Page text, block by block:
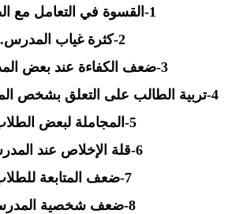
-1 القسوة في التعامل مع
-2كثرة غياب المدرس.
-3ضعف الكفاءة عند بعض
-4تربية الطالب على التعلق بشخص
-5 المجاملة لبعض
-6قلة الإخلاص عند
-7ضعف المتابعة
-8ضعف شخصية